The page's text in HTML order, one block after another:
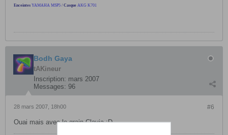
Enceintes YAMAHA MSP5 / Casque AKG K701
Bodh Gaya
tAKineur
Inscription: mars 2007
Messages: 96
#6
28 mars 2007, 18h00
Ouai mais avec le grain Clavia :D